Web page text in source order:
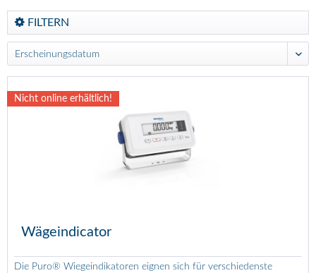
FILTERN
Nicht online erhältlich!
Wägeindicator
Die Puro® Wiegeindikatoren eignen sich für verschiedenste